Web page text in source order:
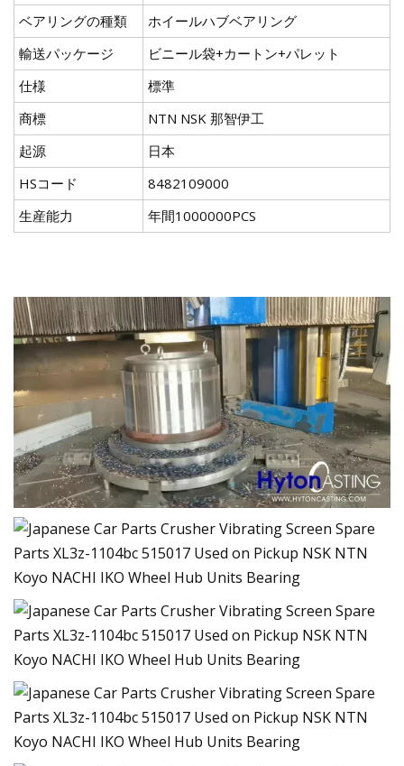
ベアリングの種類
ホイールハブベアリング
輸送パッケージ
ビニール袋+カートン+パレット
仕様
標準
商標
NTN NSK 那智伊工
起源
日本
HSコード
8482109000
生産能力
年間1000000PCS